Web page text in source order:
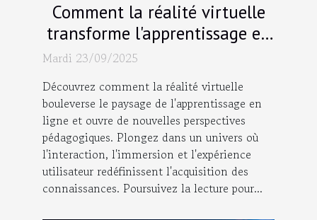
Comment la réalité virtuelle
transforme l'apprentissage en
ligne ?
Mardi 23/09/2025
Découvrez comment la réalité virtuelle
bouleverse le paysage de l'apprentissage en
ligne et ouvre de nouvelles perspectives
pédagogiques. Plongez dans un univers où
l'interaction, l'immersion et l'expérience
utilisateur redéfinissent l'acquisition des
connaissances. Poursuivez la lecture pour...